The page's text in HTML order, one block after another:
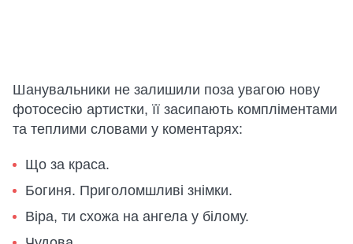
Шанувальники не залишили поза увагою нову
фотосесію артистки, її засипають компліментами
та теплими словами у коментарях:
Що за краса.
Богиня. Приголомшливі знімки.
Віра, ти схожа на ангела у білому.